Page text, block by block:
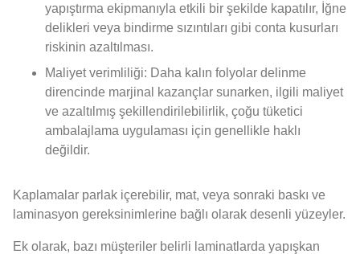
yapıştırma ekipmanıyla etkili bir şekilde kapatılır, İğne
delikleri veya bindirme sızıntıları gibi conta kusurları
riskinin azaltılması.
Maliyet verimliliği: Daha kalın folyolar delinme
direncinde marjinal kazançlar sunarken, ilgili maliyet
ve azaltılmış şekillendirilebilirlik, çoğu tüketici
ambalajlama uygulaması için genellikle haklı
değildir.
Kaplamalar parlak içerebilir, mat, veya sonraki baskı ve
laminasyon gereksinimlerine bağlı olarak desenli yüzeyler.
Ek olarak, bazı müşteriler belirli laminatlarda yapışkan